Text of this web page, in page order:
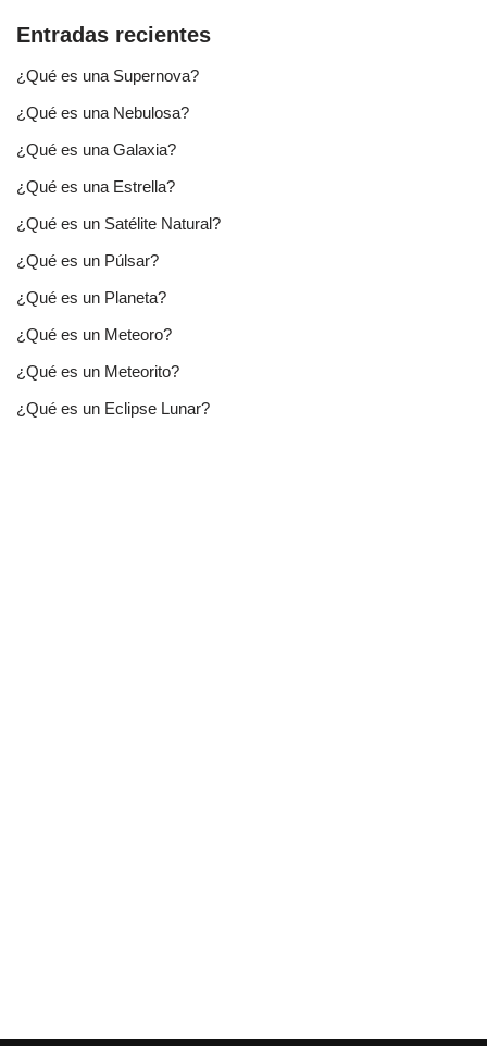
Entradas recientes
¿Qué es una Supernova?
¿Qué es una Nebulosa?
¿Qué es una Galaxia?
¿Qué es una Estrella?
¿Qué es un Satélite Natural?
¿Qué es un Púlsar?
¿Qué es un Planeta?
¿Qué es un Meteoro?
¿Qué es un Meteorito?
¿Qué es un Eclipse Lunar?